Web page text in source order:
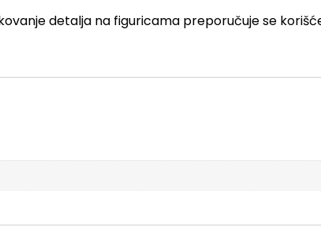
detalja na figuricama preporučuje se